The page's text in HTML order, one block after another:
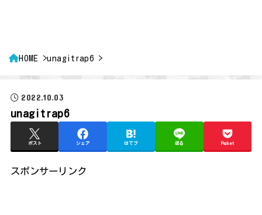
HOME unagitrap6
2022.10.03
unagitrap6
ポスト シェア はてブ 送る Pocket
スポンサーリンク